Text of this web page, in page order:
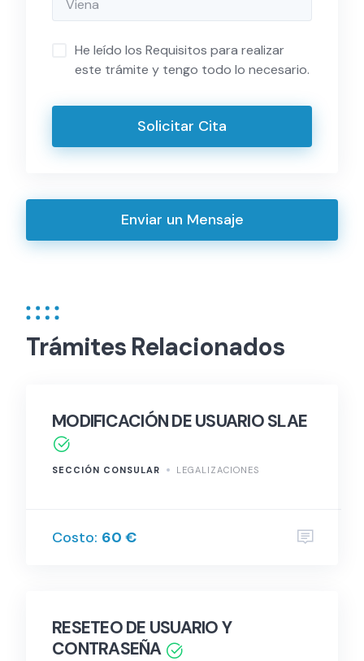
He leído los Requisitos para realizar
este trámite y tengo todo lo necesario.
Solicitar Cita
Enviar un Mensaje
Trámites Relacionados
MODIFICACIÓN DE USUARIO SLAE
SECCIÓN CONSULAR LEGALIZACIONES
Costo: 60 €
RESETEO DE USUARIO Y
CONTRASEÑA